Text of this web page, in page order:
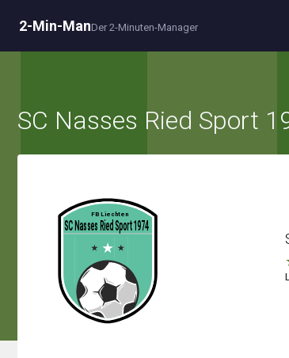
2-Min-ManDer 2-Minuten-Manager
SC Nasses Ried Sport